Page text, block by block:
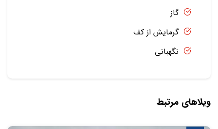
گاز
گرمایش از کف
نگهبانی
ویلاهای مرتبط